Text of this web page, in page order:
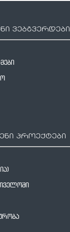
ვებგვერდები
პროექტები